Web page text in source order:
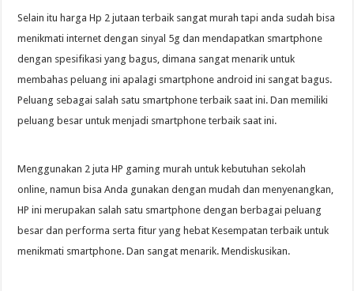
Selain itu harga Hp 2 jutaan terbaik sangat murah tapi anda sudah bisa
menikmati internet dengan sinyal 5g dan mendapatkan smartphone
dengan spesifikasi yang bagus, dimana sangat menarik untuk
membahas peluang ini apalagi smartphone android ini sangat bagus.
Peluang sebagai salah satu smartphone terbaik saat ini. Dan memiliki
peluang besar untuk menjadi smartphone terbaik saat ini.
Menggunakan 2 juta HP gaming murah untuk kebutuhan sekolah
online, namun bisa Anda gunakan dengan mudah dan menyenangkan,
HP ini merupakan salah satu smartphone dengan berbagai peluang
besar dan performa serta fitur yang hebat Kesempatan terbaik untuk
menikmati smartphone. Dan sangat menarik. Mendiskusikan.